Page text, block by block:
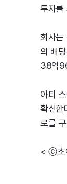
투자를
회사
의 배
38억
아티
확신한
로를
< ⓒ초